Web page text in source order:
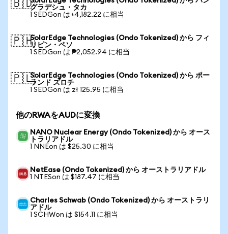
🇧🇩グラデシュ・タカ
1 SEDGon は ৳4,182.22 に相当
🇵🇭SolarEdge Technologies (Ondo Tokenized) から フィ
リピン・ペソ
1 SEDGon は ₱2,052.94 に相当
🇵🇱SolarEdge Technologies (Ondo Tokenized) から ポー
ランド ズロチ
1 SEDGon は zł 125.95 に相当
他のRWAをAUDに変換
NANO Nuclear Energy (Ondo Tokenized) から オース
トラリアドル
1 NNEon は $25.30 に相当
NetEase (Ondo Tokenized) から オーストラリアドル
1 NTESon は $187.47 に相当
Charles Schwab (Ondo Tokenized) から オーストラリ
アドル
1 SCHWon は $154.11 に相当